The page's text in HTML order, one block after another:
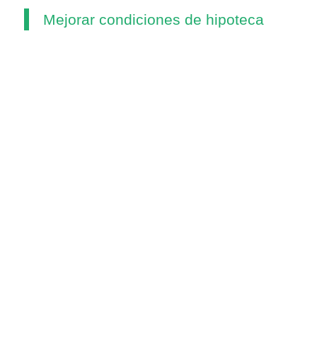
Mejorar condiciones de hipoteca